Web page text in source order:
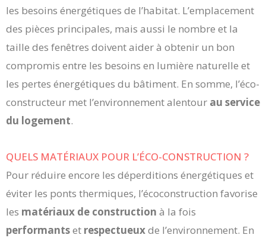
les besoins énergétiques de l’habitat. L’emplacement
des pièces principales, mais aussi le nombre et la
taille des fenêtres doivent aider à obtenir un bon
compromis entre les besoins en lumière naturelle et
les pertes énergétiques du bâtiment. En somme, l’éco-
constructeur met l’environnement alentour au service
du logement.
QUELS MATÉRIAUX POUR L’ÉCO-CONSTRUCTION ?
Pour réduire encore les déperditions énergétiques et
éviter les ponts thermiques, l’écoconstruction favorise
les matériaux de construction à la fois
performantset respectueuxde l’environnement. En